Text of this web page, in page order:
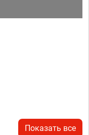
Показать все